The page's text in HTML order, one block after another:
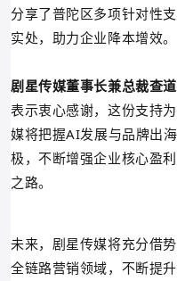
分享了普陀区多项针对性
实处， 助力企业降本增效。
剧星传媒董事长兼总裁查
表示衷心感谢，这份支持
媒将把握AI发展与品牌出
极，不断增强企业核心盈
之路。
未来，剧星传媒将充分借
全链路营销领域，不断提升